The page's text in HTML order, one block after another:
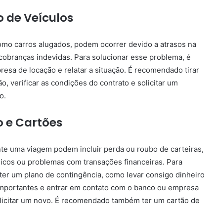
de Veículos
carros alugados, podem ocorrer devido a atrasos na
indevidas. Para solucionar esse problema, é
de locação e relatar a situação. É recomendado tirar
verificar as condições do contrato e solicitar um
e Cartões
uma viagem podem incluir perda ou roubo de carteiras,
ou problemas com transações financeiras. Para
um plano de contingência, como levar consigo dinheiro
e entrar em contato com o banco ou empresa
um novo. É recomendado também ter um cartão de